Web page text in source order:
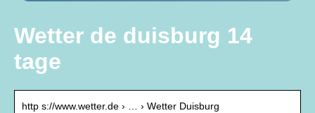
Wetter de duisburg 14
tage
http s://www.wetter.de › … › Wetter Duisburg